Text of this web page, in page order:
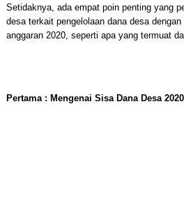
Setidaknya, ada empat poin penting yang
desa terkait pengelolaan dana desa
anggaran 2020, seperti apa yang termuat
Pertama : Mengenai Sisa Dana Desa 2020